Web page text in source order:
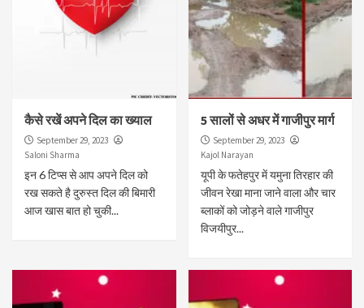
कैसे रखें अपने दिल का ख्याल
September 29, 2023
Saloni Sharma
इन 6 टिप्स से आप अपने दिल को
रख सकते है दुरुस्त दिल की बिमारी
आज खास बात हो चुकी...
5 सालों से अधर में गाजीपुर मार्ग
September 29, 2023
Kajol Narayan
यूपी के फतेहपुर में यमुना तिरहार की
जीवन रेखा माना जाने वाला और चार
ब्लाकों को जोड़ने वाले गाजीपुर
विजयीपुर...